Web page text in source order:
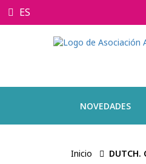
ES
NOVEDADES
Inicio DUTCH.